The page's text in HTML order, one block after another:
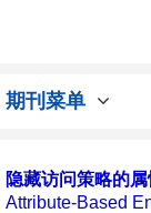
期刊菜单
隐藏访问策略的
Attribute-Based